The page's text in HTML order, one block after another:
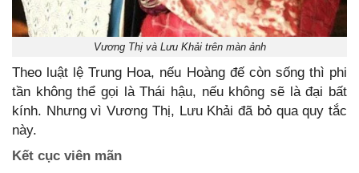
Vương Thị và Lưu Khải trên màn ảnh
Theo luật lệ Trung Hoa, nếu Hoàng đế còn sống thì phi
tần không thể gọi là Thái hậu, nếu không sẽ là đại bất
kính. Nhưng vì Vương Thị, Lưu Khải đã bỏ qua quy tắc
này.
Kết cục viên mãn